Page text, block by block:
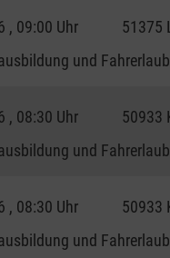
, 09:00 Uhr 51375
und
, 08:30 Uhr 50933
und
, 08:30 Uhr 50933
und